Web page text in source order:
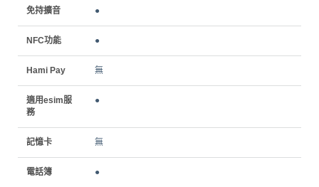
免持擴音 ●
NFC功能 ●
Hami Pay 無
適用esim服
務
●
記憶卡 無
電話簿 ●